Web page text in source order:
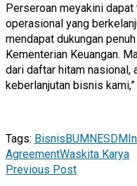
Perseroan meyakini
operasional yang
mendapat dukungan
Kementerian Keuangan.
dari daftar hitam nasional,
keberlanjutan bisnis kami,”
Tags: BisnisBUMNESDM
AgreementWaskita Karya
Previous Post